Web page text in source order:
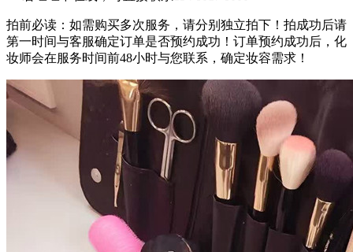
拍前必读：如需购买多次服务，请分别独立拍下！拍成功后请
第一时间与客服确定订单是否预约成功！订单预约成功后，化
妆师会在服务时间前48小时与您联系，确定妆容需求！